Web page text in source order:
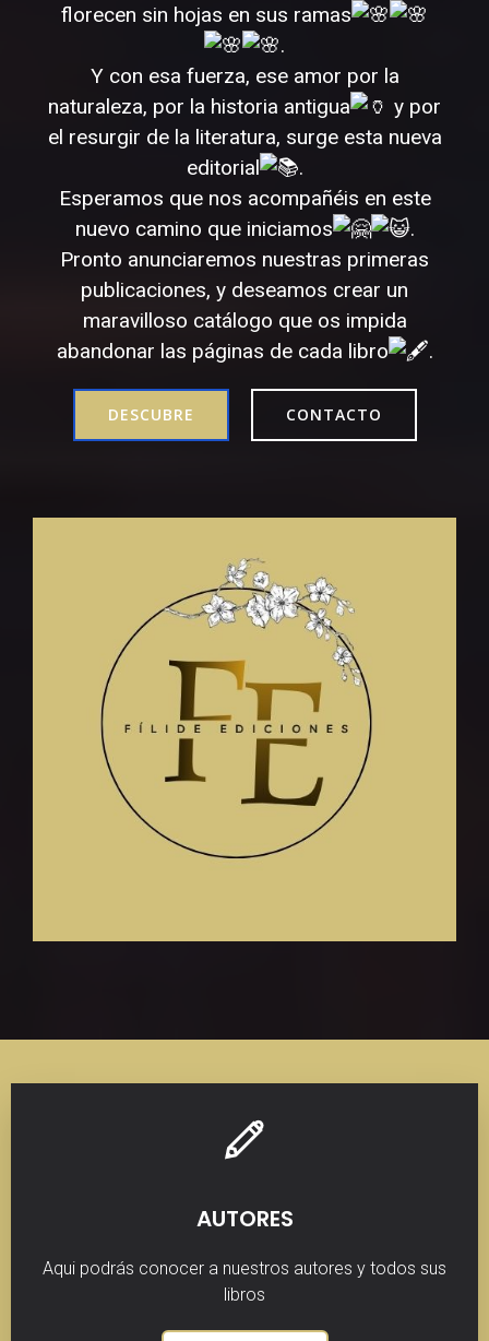
florecen sin hojas en sus ramas
.
Y con esa fuerza, ese amor por la
naturaleza, por la historia antigua
y por
el resurgir de la literatura, surge esta nueva
editorial
.
Esperamos que nos acompañéis en este
nuevo camino que iniciamos
.
Pronto anunciaremos nuestras primeras
publicaciones, y deseamos crear un
maravilloso catálogo que os impida
abandonar las páginas de cada libro
.
DESCUBRE CONTACTO
AUTORES
Aqui podrás conocer a nuestros autores y todos sus
libros